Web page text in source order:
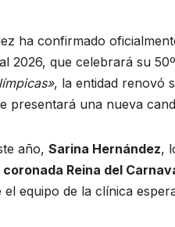
ha confirmado
2026, que celebrará su
, la entidad renovó
presentará una nueva
año, Sarina Hernández,
coronada Reina del
equipo de la clínica